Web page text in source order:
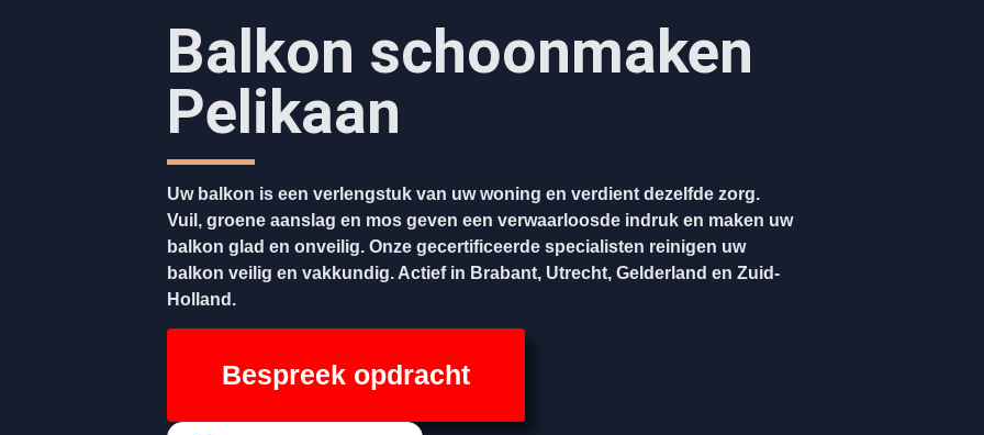
Balkon schoonmaken
Pelikaan
Uw balkon is een verlengstuk van uw woning en verdient dezelfde zorg.
Vuil, groene aanslag en mos geven een verwaarloosde indruk en maken uw
balkon glad en onveilig. Onze gecertificeerde specialisten reinigen uw
balkon veilig en vakkundig. Actief in Brabant, Utrecht, Gelderland en Zuid-
Holland.
Bespreek opdracht